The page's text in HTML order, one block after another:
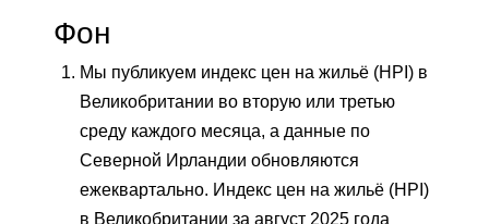
Фон
Мы публикуем индекс цен на жильё (HPI) в
Великобритании во вторую или третью
среду каждого месяца, а данные по
Северной Ирландии обновляются
ежеквартально. Индекс цен на жильё (HPI)
в Великобритании за август 2025 года